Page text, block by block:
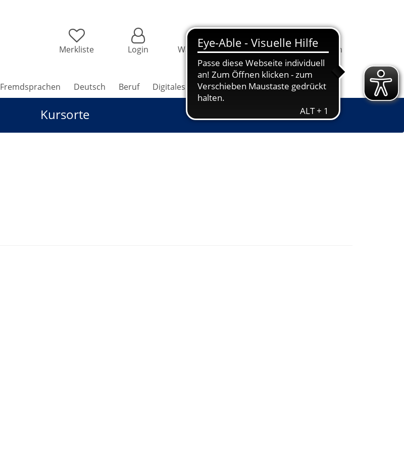
Merkliste Login Warenkorb Information Programm
Fremdsprachen Deutsch Beruf Digitales Grundbildung Jugendkunstschule
Kursorte